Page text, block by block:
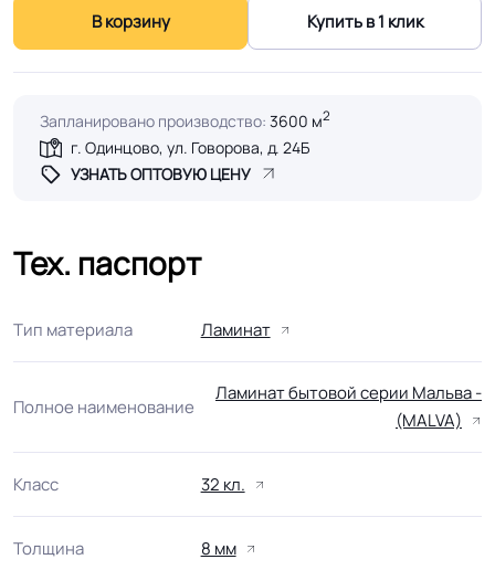
В корзину Купить в 1 клик
Запланировано производство: 3600 м2
г. Одинцово, ул. Говорова, д. 24Б
УЗНАТЬ ОПТОВУЮ ЦЕНУ
Тех. паспорт
Тип материала Ламинат
Полное наименование
Ламинат бытовой серии Мальва -
(MALVA)
Класс 32 кл.
Толщина 8 мм